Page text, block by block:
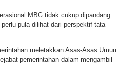
MBG tidak cukup dipandang
pula dilihat dari perspektif tata
meletakkan Asas-Asas
pemerintahan dalam mengambil